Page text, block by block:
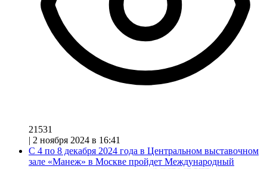
21531
| 2 ноября 2024 в 16:41
С 4 по 8 декабря 2024 года в Центральном выставочном
зале «Манеж» в Москве пройдет Международный